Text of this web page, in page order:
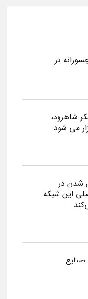
در
شاهرود،
شدن در
این شبکه